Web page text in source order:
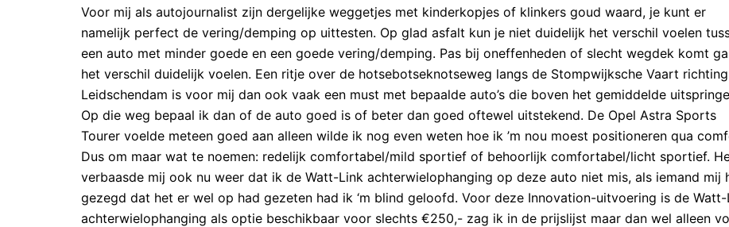
Voor mij als autojournalist zijn dergelijke weggetjes met kinderkopjes of klinkers goud waard, je kunt er
namelijk perfect de vering/demping op uittesten. Op glad asfalt kun je niet duidelijk het verschil voelen
een auto met minder goede en een goede vering/demping. Pas bij oneffenheden of slecht wegdek komt
het verschil duidelijk voelen. Een ritje over de hotsebotseknotseweg langs de Stompwijksche Vaart richting
Leidschendam is voor mij dan ook vaak een must met bepaalde auto’s die boven het gemiddelde
Op die weg bepaal ik dan of de auto goed is of beter dan goed oftewel uitstekend. De Opel Astra Sports
Tourer voelde meteen goed aan alleen wilde ik nog even weten hoe ik ’m nou moest positioneren qua
Dus om maar wat te noemen: redelijk comfortabel/mild sportief of behoorlijk comfortabel/licht sportief.
verbaasde mij ook nu weer dat ik de Watt-Link achterwielophanging op deze auto niet mis, als iemand mij
gezegd dat het er wel op had gezeten had ik ‘m blind geloofd. Voor deze Innovation-uitvoering is de Watt-
achterwielophanging als optie beschikbaar voor slechts €250,- zag ik in de prijslijst maar dan wel alleen